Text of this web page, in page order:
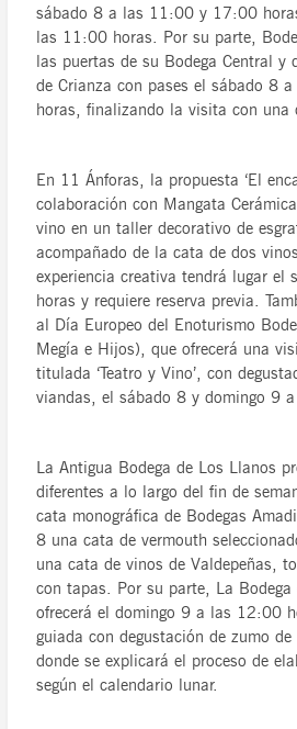
sábado 8 a las 11:00 y 17:00
las 11:00 horas. Por su parte,
las puertas de su Bodega Central y
de Crianza con pases el sábado 8
horas, finalizando la visita con una
En 11 Ánforas, la propuesta ‘El
colaboración con Mangata
vino en un taller decorativo de
acompañado de la cata de dos
experiencia creativa tendrá lugar
horas y requiere reserva previa.
al Día Europeo del Enoturismo
Megía e Hijos), que ofrecerá una
titulada ‘Teatro y Vino’, con
viandas, el sábado 8 y domingo 9
La Antigua Bodega de Los Llanos
diferentes a lo largo del fin de
cata monográfica de Bodegas
8 una cata de vermouth
una cata de vinos de Valdepeñas,
con tapas. Por su parte, La Bodega
ofrecerá el domingo 9 a las 12:00
guiada con degustación de zumo
donde se explicará el proceso de
según el calendario lunar.